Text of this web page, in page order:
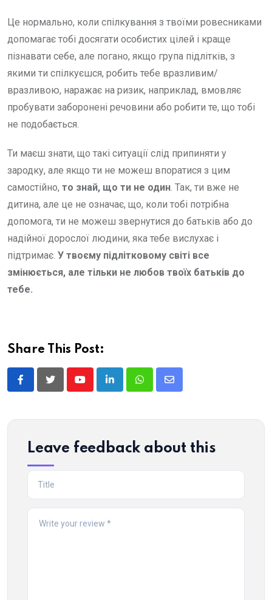
Це нормально, коли спілкування з твоїми ровесниками
допомагає тобі досягати особистих цілей і краще
пізнавати себе, але погано, якщо група підлітків, з
якими ти спілкуєшся, робить тебе вразливим/
вразливою, наражає на ризик, наприклад, вмовляє
пробувати заборонені речовини або робити те, що тобі
не подобається.
Ти маєш знати, що такі ситуації слід припиняти у
зародку, але якщо ти не можеш впоратися з цим
самостійно, то знай, що ти не один. Так, ти вже не
дитина, але це не означає, що, коли тобі потрібна
допомога, ти не можеш звернутися до батьків або до
надійної дорослої людини, яка тебе вислухає і
підтримає. У твоєму підлітковому світі все
змінюється, але тільки не любов твоїх батьків до
тебе.
Share This Post:
YoutubeLinkedInWhatsappShare
Email
Leave feedback about this